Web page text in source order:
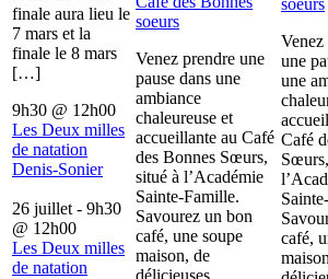
finale aura lieu le
7 mars et la
finale le 8 mars
[…]
9h30 @ 12h00
Les Deux milles
de natation
Denis-Sonier
26 juillet - 9h30
@ 12h00
Les Deux milles
de natation
soeurs
Venez prendre une
pause dans une
ambiance
chaleureuse et
accueillante au Café
des Bonnes Sœurs,
situé à l’Académie
Sainte-Famille.
Savourez un bon
café, une soupe
maison, de
soeurs
Venez
une
une
Café
café,